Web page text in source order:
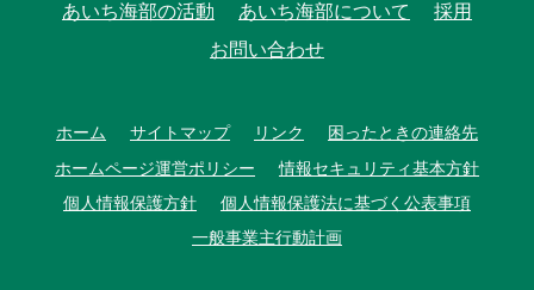
あいち海部の活動
あいち海部について
採用
お問い合わせ
ホーム サイトマップ リンク
困ったときの連絡先
ホームページ運営ポリシー
情報セキュリティ基本方針
個人情報保護方針
個人情報保護法に基づく公表事項
一般事業主行動計画